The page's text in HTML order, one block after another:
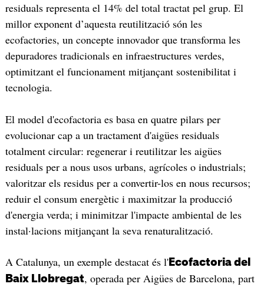
residuals representa el 14% del total tractat pel grup. El
millor exponent d’aquesta reutilització són les
ecofactories, un concepte innovador que transforma les
depuradores tradicionals en infraestructures verdes,
optimitzant el funcionament mitjançant sostenibilitat i
tecnologia.
El model d'ecofactoria es basa en quatre pilars per
evolucionar cap a un tractament d'aigües residuals
totalment circular: regenerar i reutilitzar les aigües
residuals per a nous usos urbans, agrícoles o industrials;
valoritzar els residus per a convertir-los en nous recursos;
reduir el consum energètic i maximitzar la producció
d'energia verda; i minimitzar l'impacte ambiental de les
instal·lacions mitjançant la seva renaturalització.
A Catalunya, un exemple destacat és l'Ecofactoria del
Baix Llobregat, operada per Aigües de Barcelona, part